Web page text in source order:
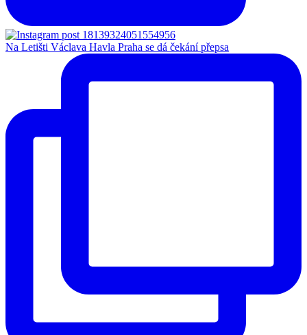
Na Letišti Václava Havla Praha se dá čekání přepsa